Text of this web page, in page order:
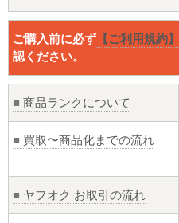
ご購入前に必ず 【ご利用規約】
認ください。
■ 商品ランクについて
■ 買取〜商品化までの流れ
■ ヤフオク お取引の流れ